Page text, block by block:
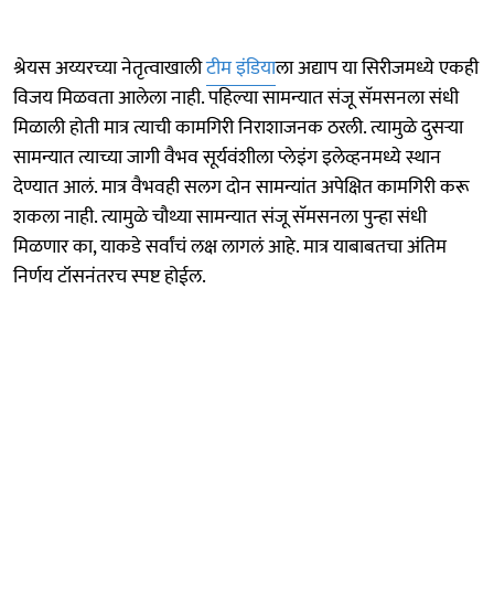
श्रेयस अय्यरच्या नेतृत्वाखालीटीम इंडियाला अद्याप या सिरीजमध्ये एकही
विजय मिळवता आलेला नाही. पहिल्या सामन्यात संजू सॅमसनला संधी
मिळाली होती मात्र त्याची कामगिरी निराशाजनक ठरली. त्यामुळे दुसऱ्या
सामन्यात त्याच्या जागी वैभव सूर्यवंशीला प्लेइंग इलेव्हनमध्ये स्थान
देण्यात आलं. मात्र वैभवही सलग दोन सामन्यांत अपेक्षित कामगिरी करू
शकला नाही. त्यामुळे चौथ्या सामन्यात संजू सॅमसनला पुन्हा संधी
मिळणार का, याकडे सर्वांचं लक्ष लागलं आहे. मात्र याबाबतचा अंतिम
निर्णय टॉसनंतरच स्पष्ट होईल.